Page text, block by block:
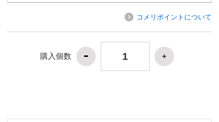
コメリポイントについて
購入個数